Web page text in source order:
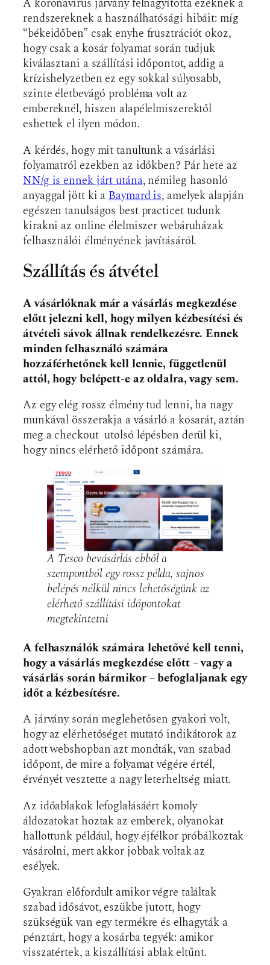
rendszereknek a használhatósági hibáit: míg
“békeidőben” csak enyhe frusztrációt okoz,
hogy csak a kosár folyamat során tudjuk
kiválasztani a szállítási időpontot, addig a
krízishelyzetben ez egy sokkal súlyosabb,
szinte életbevágó probléma volt az
embereknél, hiszen alapélelmiszerektől
eshettek el ilyen módon.
A kérdés, hogy mit tanultunk a vásárlási
folyamatról ezekben az időkben? Pár hete az
NN/g is ennek járt utána, némileg hasonló
anyaggal jött ki aBaymard is, amelyek alapján
egészen tanulságos best practicet tudunk
kirakni az online élelmiszer webáruházak
felhasználói élményének javításáról.
Szállítás és átvétel
A vásárlóknak már a vásárlás megkezdése
előtt jelezni kell, hogy milyen kézbesítési és
átvételi sávok állnak rendelkezésre. Ennek
minden felhasználó számára
hozzáférhetőnek kell lennie, függetlenül
attól, hogy belépett-e az oldalra, vagy sem.
Az egy elég rossz élmény tud lenni, ha nagy
munkával összerakja a vásárló a kosarát, aztán
meg a checkout utolsó lépésben derül ki,
hogy nincs elérhető időpont számára.
A Tesco bevásárlás ebből a
szempontból egy rossz példa, sajnos
belépés nélkül nincs lehetőségünk az
elérhető szállítási időpontokat
megtekintetni
A felhasználók számára lehetővé kell tenni,
hogy a vásárlás megkezdése előtt – vagy a
vásárlás során bármikor – befoglaljanak egy
időt a kézbesítésre.
A járvány során meglehetősen gyakori volt,
hogy az elérhetőséget mutató indikátorok az
adott webshopban azt mondták, van szabad
időpont, de mire a folyamat végére értél,
érvényét vesztette a nagy leterheltség miatt.
Az időablakok lefoglalásáért komoly
áldozatokat hoztak az emberek, olyanokat
hallottunk például, hogy éjfélkor próbálkoztak
vásárolni, mert akkor jobbak voltak az
esélyek.
Gyakran előfordult amikor végre találtak
szabad idősávot, eszükbe jutott, hogy
szükségük van egy termékre és elhagyták a
pénztárt, hogy a kosárba tegyék: amikor
visszatértek, a kiszállítási ablak eltűnt.